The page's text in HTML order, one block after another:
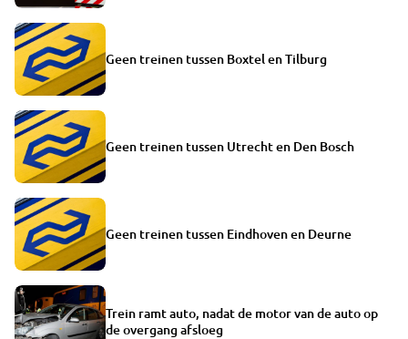
Geen treinen tussen Boxtel en Tilburg
Geen treinen tussen Utrecht en Den Bosch
Geen treinen tussen Eindhoven en Deurne
Trein ramt auto, nadat de motor van de auto op
de overgang afsloeg